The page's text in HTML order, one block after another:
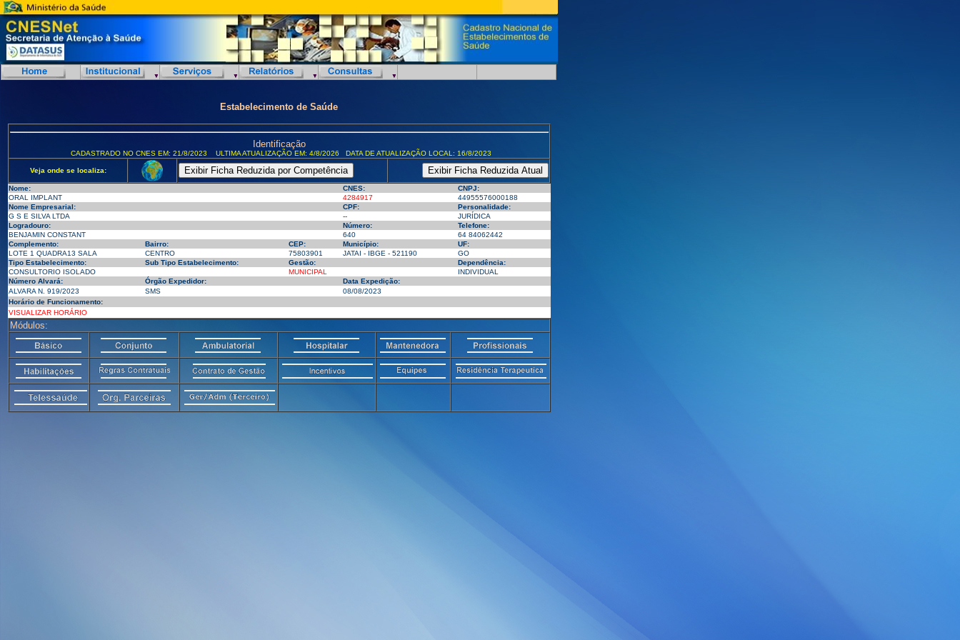
Estabelecimento de Saúde
Identificação
CADASTRADO NO CNES EM: 21/8/2023 ULTIMA ATUALIZAÇÃO EM: 4/8/2026 DATA DE ATUALIZAÇÃO LOCAL: 16/8/2023
Veja onde se localiza:
Nome: CNES:
CNPJ:
ORAL IMPLANT
4284917
44955576000188
Nome Empresarial:
CPF:
Personalidade:
G S E SILVA LTDA
--
JURÍDICA
Logradouro:
Número:
Telefone:
BENJAMIN CONSTANT
640
64 84062442
Complemento:
Bairro: CEP: Município:
UF:
LOTE 1 QUADRA13 SALA
CENTRO 75803901 JATAI - IBGE - 521190
GO
Tipo Estabelecimento:
Sub Tipo Estabelecimento: Gestão:
Dependência:
CONSULTORIO ISOLADO
MUNICIPAL
INDIVIDUAL
Número Alvará:
Órgão Expedidor:
Data Expedição:
ALVARA N. 919/2023
SMS
08/08/2023
Horário de Funcionamento:
VISUALIZAR HORÁRIO
Módulos: